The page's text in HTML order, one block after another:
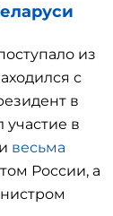
из
с
в
участие в
весьма
России, а